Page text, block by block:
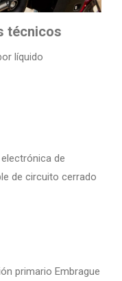
técnicos
líquido
de
de circuito cerrado
primario Embrague